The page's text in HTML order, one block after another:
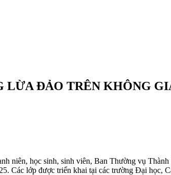
LỪA ĐẢO TRÊN KHÔNG
niên, học sinh, sinh viên, Ban Thường vụ
Các lớp được triển khai tại các trường Đại học,